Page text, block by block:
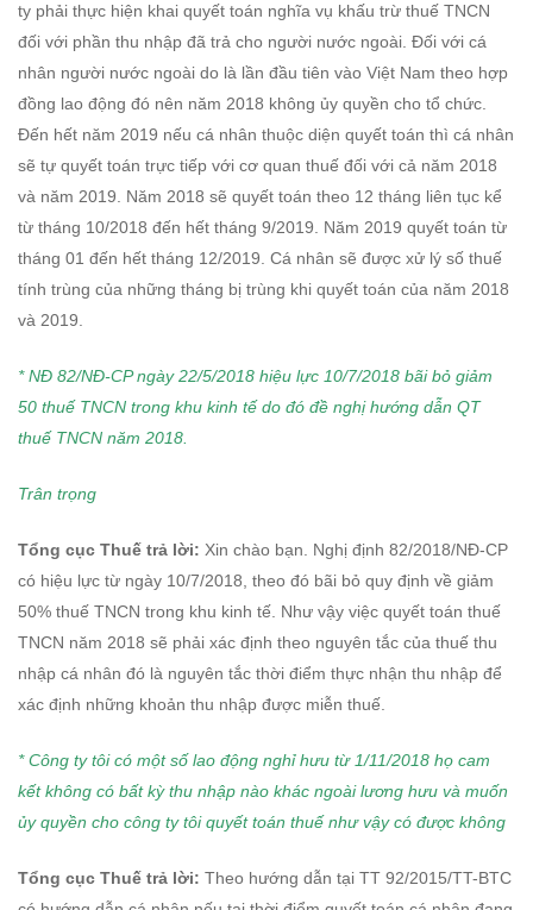
ty phải thực hiện khai quyết toán nghĩa vụ khấu trừ thuế TNCN
đối với phần thu nhập đã trả cho người nước ngoài. Đối với cá
nhân người nước ngoài do là lần đầu tiên vào Việt Nam theo hợp
đồng lao động đó nên năm 2018 không ủy quyền cho tổ chức.
Đến hết năm 2019 nếu cá nhân thuộc diện quyết toán thì cá nhân
sẽ tự quyết toán trực tiếp với cơ quan thuế đối với cả năm 2018
và năm 2019. Năm 2018 sẽ quyết toán theo 12 tháng liên tục kể
từ tháng 10/2018 đến hết tháng 9/2019. Năm 2019 quyết toán từ
tháng 01 đến hết tháng 12/2019. Cá nhân sẽ được xử lý số thuế
tính trùng của những tháng bị trùng khi quyết toán của năm 2018
và 2019.
* NĐ 82/NĐ-CP ngày 22/5/2018 hiệu lực 10/7/2018 bãi bỏ giảm
50 thuế TNCN trong khu kinh tế do đó đề nghị hướng dẫn QT
thuế TNCN năm 2018.
Trân trọng
Tổng cục Thuế trả lời: Xin chào bạn. Nghị định 82/2018/NĐ-CP
có hiệu lực từ ngày 10/7/2018, theo đó bãi bỏ quy định về giảm
50% thuế TNCN trong khu kinh tế. Như vậy việc quyết toán thuế
TNCN năm 2018 sẽ phải xác định theo nguyên tắc của thuế thu
nhập cá nhân đó là nguyên tắc thời điểm thực nhận thu nhập để
xác định những khoản thu nhập được miễn thuế.
* Công ty tôi có một số lao động nghỉ hưu từ 1/11/2018 họ cam
kết không có bất kỳ thu nhập nào khác ngoài lương hưu và muốn
ủy quyền cho công ty tôi quyết toán thuếnhư vậy có được không
Tổng cục Thuế trả lời: Theo hướng dẫn tại TT 92/2015/TT-BTC